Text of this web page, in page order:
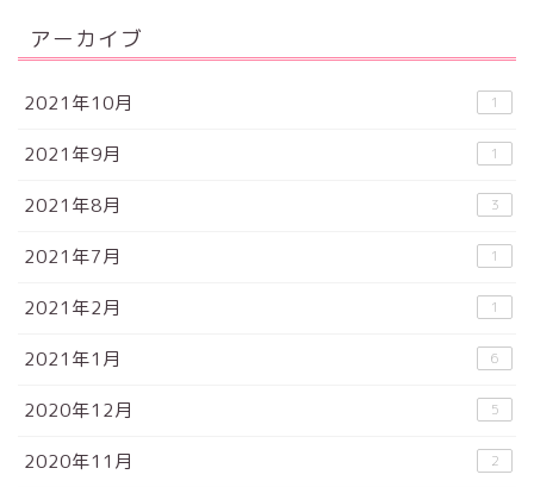
アーカイブ
2021年10月 1
2021年9月 1
2021年8月 3
2021年7月 1
2021年2月 1
2021年1月 6
2020年12月 5
2020年11月 2